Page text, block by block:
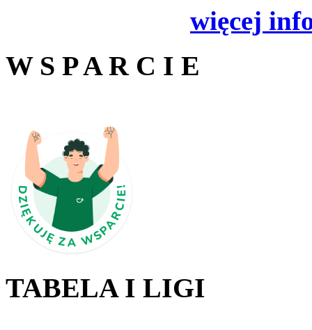
więcej
W S P A R C I E
TABELA I LIGI